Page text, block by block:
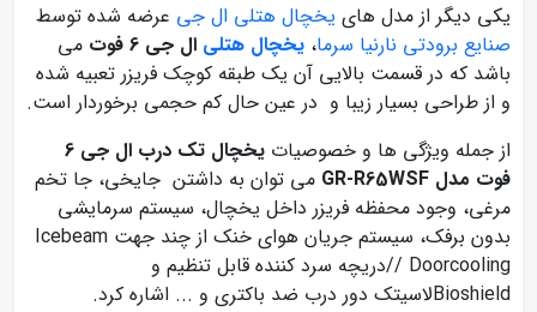
یکی دیگر از مدل های یخچال هتلی ال جی عرضه شده توسط
صنایع برودتی نارنیا سرما، یخچال هتلی ال جی 6 فوت
می
باشد که در قسمت بالایی آن یک طبقه کوچک فریزر تعبیه شده
و از طراحی بسیار زیبا و در عین حال کم حجمی برخوردار است.
از جمله ویژگی ها و خصوصیات
یخچال تک درب ال جی 6
فوت مدل GR-R65WSF
می توان به داشتن جایخی، جا تخم
مرغی، وجود محفظه فریزر داخل یخچال، سیستم سرمایشی
بدون برفک، سیستم جریان هوای خنک از چند جهت Icebeam
/ Doorcooling/دریچه سرد کننده قابل تنظیم و
Bioshieldلاسیتک دور درب ضد باکتری و ... اشاره کرد.